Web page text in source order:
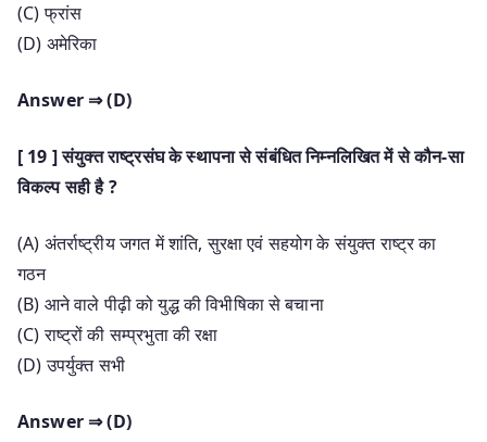
(C) फ्रांस
(D) अमेरिका
Answer ⇒ (D)
[ 19 ] संयुक्त राष्ट्रसंघ के स्थापना से संबंधित निम्नलिखित में से कौन-सा
विकल्प सही है ?
(A) अंतर्राष्ट्रीय जगत में शांति, सुरक्षा एवं सहयोग के संयुक्त राष्ट्र का
गठन
(B) आने वाले पीढ़ी को युद्ध की विभीषिका से बचाना
(C) राष्ट्रों की सम्प्रभुता की रक्षा
(D) उपर्युक्त सभी
Answer ⇒ (D)